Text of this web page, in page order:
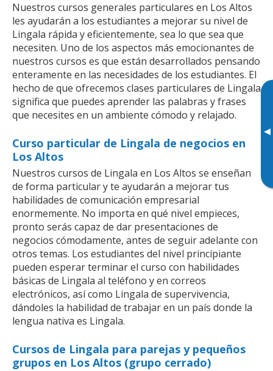
▸
Nuestros cursos generales particulares en Los Altos
les ayudarán a los estudiantes a mejorar su nivel de
Lingala rápida y eficientemente, sea lo que sea que
necesiten. Uno de los aspectos más emocionantes de
nuestros cursos es que están desarrollados pensando
enteramente en las necesidades de los estudiantes. El
hecho de que ofrecemos clases particulares de Lingala
significa que puedes aprender las palabras y frases
que necesites en un ambiente cómodo y relajado.
Curso particular de Lingala de negocios en
Los Altos
Nuestros cursos de Lingala en Los Altos se enseñan
de forma particular y te ayudarán a mejorar tus
habilidades de comunicación empresarial
enormemente. No importa en qué nivel empieces,
pronto serás capaz de dar presentaciones de
negocios cómodamente, antes de seguir adelante con
otros temas. Los estudiantes del nivel principiante
pueden esperar terminar el curso con habilidades
básicas de Lingala al teléfono y en correos
electrónicos, así como Lingala de supervivencia,
dándoles la habilidad de trabajar en un país donde la
lengua nativa es Lingala.
Cursos de Lingala para parejas y pequeños
grupos en Los Altos (grupo cerrado)